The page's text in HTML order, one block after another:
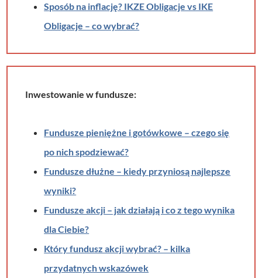
Sposób na inflację? IKZE Obligacje vs IKE
Obligacje – co wybrać?
Inwestowanie w fundusze:
Fundusze pieniężne i gotówkowe – czego się
po nich spodziewać?
Fundusze dłużne – kiedy przyniosą najlepsze
wyniki?
Fundusze akcji – jak działają i co z tego wynika
dla Ciebie?
Który fundusz akcji wybrać? – kilka
przydatnych wskazówek